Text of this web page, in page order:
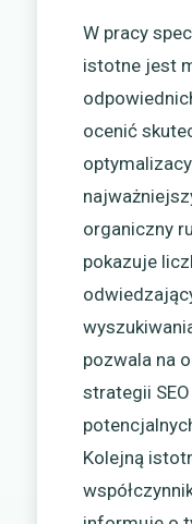
W pracy
istotne jest
ocenić
organiczny
pokazuje
pozwala na
strategii
Kolejną